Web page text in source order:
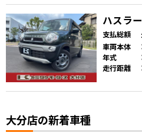
ハスラー
支払総額
車両本体
年式
走行距離
大分店の新着車種